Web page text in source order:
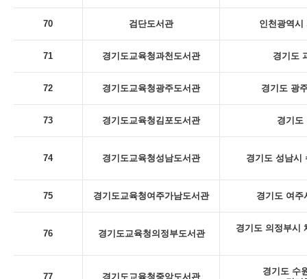
70 검단도서관 인천광역시
71 경기도교육청과천도서관 경기도
72 경기도교육청광주도서관 경기도 광
73 경기도교육청김포도서관 경기도
74 경기도교육청성남도서관 경기도 성남시
75 경기도교육청여주가남도서관 경기도 여주
76 경기도교육청의정부도서관
경기도 의정부시
77 경기도교육청중앙도서관
경기도 수